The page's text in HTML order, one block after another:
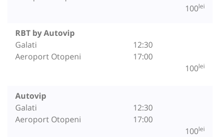
100lei
RBT by Autovip
Galati
Aeroport Otopeni
12:30
17:00
100lei
Autovip
Galati
Aeroport Otopeni
12:30
17:00
100lei